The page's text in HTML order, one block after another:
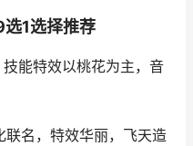
1选择推荐
能特效以桃花为主，音
名，特效华丽，飞天造